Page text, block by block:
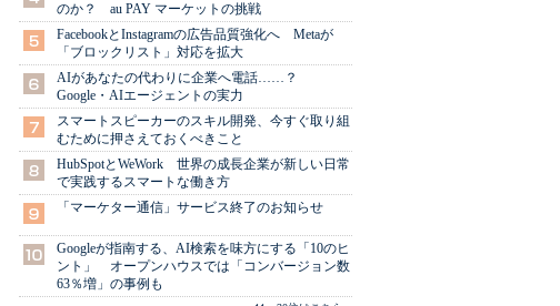
のか？ au PAY マーケットの挑戦
FacebookとInstagramの広告品質強化へ Metaが
「ブロックリスト」対応を拡大
AIがあなたの代わりに企業へ電話……？
Google・AIエージェントの実力
スマートスピーカーのスキル開発、今すぐ取り組
むために押さえておくべきこと
HubSpotとWeWork 世界の成長企業が新しい日常
で実践するスマートな働き方
「マーケター通信」サービス終了のお知らせ
Googleが指南する、AI検索を味方にする「10のヒ
ント」 オープンハウスでは「コンバージョン数
63％増」の事例も